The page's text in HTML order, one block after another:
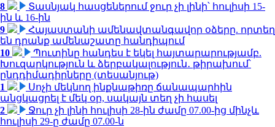
8
Տասնյակ հասցեներում ջուր չի լինի՝ հուլիսի 15-
ին և 16-ին
9
Հայաստանի ամենավտանգավոր օձերը. որտեղ
են դրանք ամենաշատը հանդիպում
10
Պուտինը հանդես է եկել հայտարարությամբ.
Խուզարկություն և ձերբակալություն․ թիրախում՝
ընդդիմադիրները (տեսանյութ)
1
Սոչի մեկնող ինքնաթիռը ճանապարհին
անցկացրել է մեկ օր, սակայն տեղ չի հասել
2
Ջուր չի լինի հուլիսի 28-ին ժամը 07.00-ից մինչև
հուլիսի 29-ը ժամը 07.00-ն